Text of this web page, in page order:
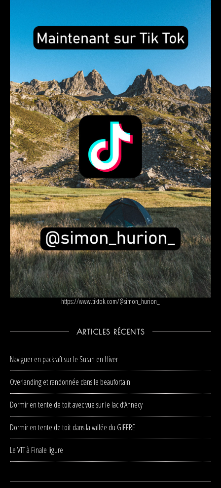
https://www.tiktok.com/@simon_hurion_
ARTICLES RÉCENTS
Naviguer en packraft sur le Suran en Hiver
Overlanding et randonnée dans le beaufortain
Dormir en tente de toit avec vue sur le lac d’Annecy
Dormir en tente de toit dans la vallée du GIFFRE
Le VTT à Finale ligure